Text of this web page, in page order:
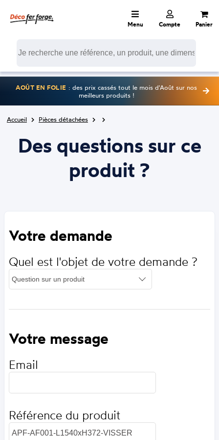
Menu Compte Panier
AOÛT EN FOLIE : des prix cassés tout le mois d'Août sur nos
meilleurs produits !
Accueil Pièces détachées
Des questions sur ce
produit ?
Votre demande
Quel est l'objet de votre demande ?
Votre message
Email
Référence du produit